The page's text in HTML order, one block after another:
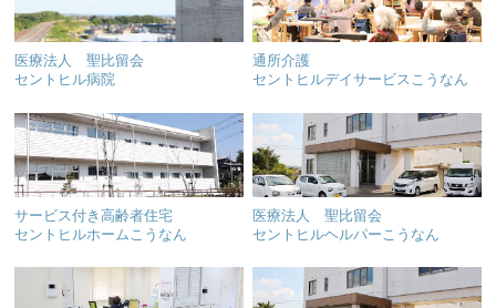
医療法人 聖比留会
セントヒル病院
通所介護
セントヒルデイサービスこうなん
サービス付き高齢者住宅
セントヒルホームこうなん
医療法人 聖比留会
セントヒルヘルパーこうなん